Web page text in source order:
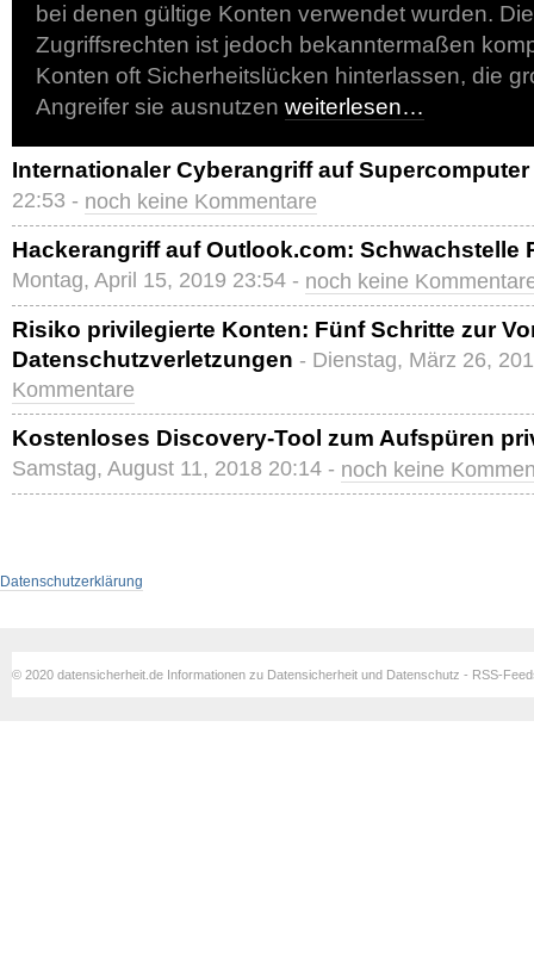
bei denen gültige Konten verwendet wurden.
Zugriffsrechten ist jedoch bekanntermaßen
Konten oft Sicherheitslücken hinterlassen, die
Angreifer sie ausnutzen weiterlesen…
Internationaler Cyberangriff auf Supercomputer
22:53 - noch keine Kommentare
Hackerangriff auf Outlook.com: Schwachstelle
Montag, April 15, 2019 23:54 - noch keine
Risiko privilegierte Konten: Fünf Schritte zur
Datenschutzverletzungen - Dienstag, März 26,
Kommentare
Kostenloses Discovery-Tool zum Aufspüren
Samstag, August 11, 2018 20:14 - noch keine
Datenschutzerklärung
© 2020 datensicherheit.de Informationen zu Datensicherheit und Datenschutz - RSS-